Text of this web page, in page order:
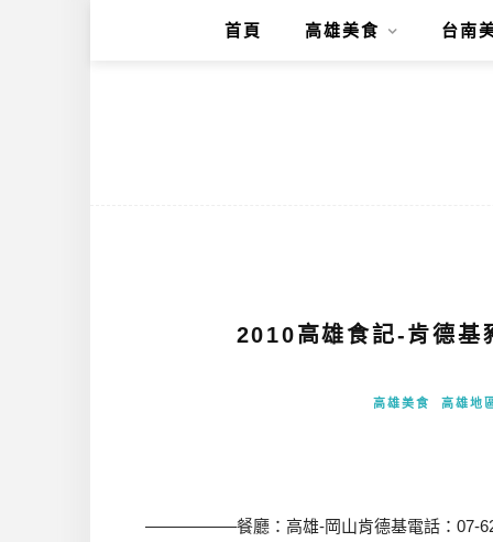
首頁 高雄美食 台南
2010高雄食記-肯德基
高雄美食 高雄地
—————–餐廳：高雄-岡山肯德基電話：07-